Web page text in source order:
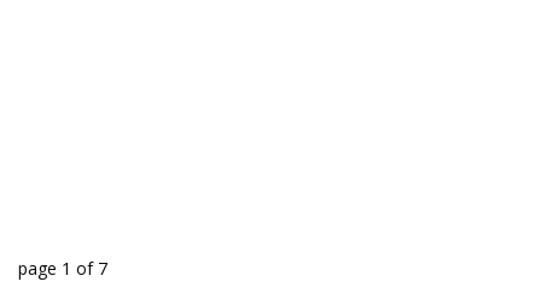
page 1 of 7